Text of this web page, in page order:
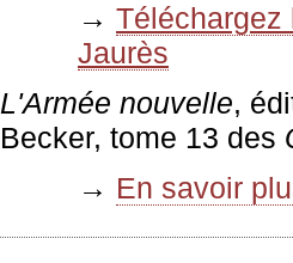
→ Téléchargez
Jaurès
L'Armée nouvelle,
Becker, tome 13 des
→ En savoir